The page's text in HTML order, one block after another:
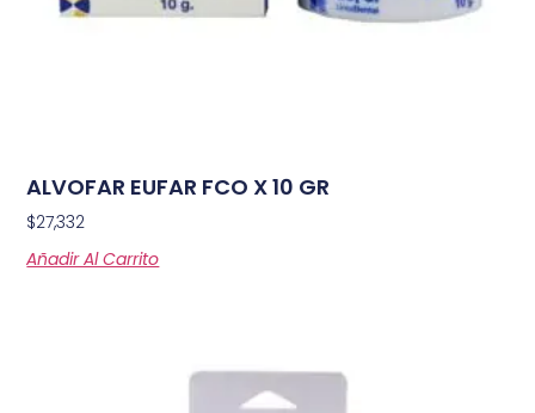
ALVOFAR EUFAR FCO X 10 GR
$27,332
Añadir Al Carrito